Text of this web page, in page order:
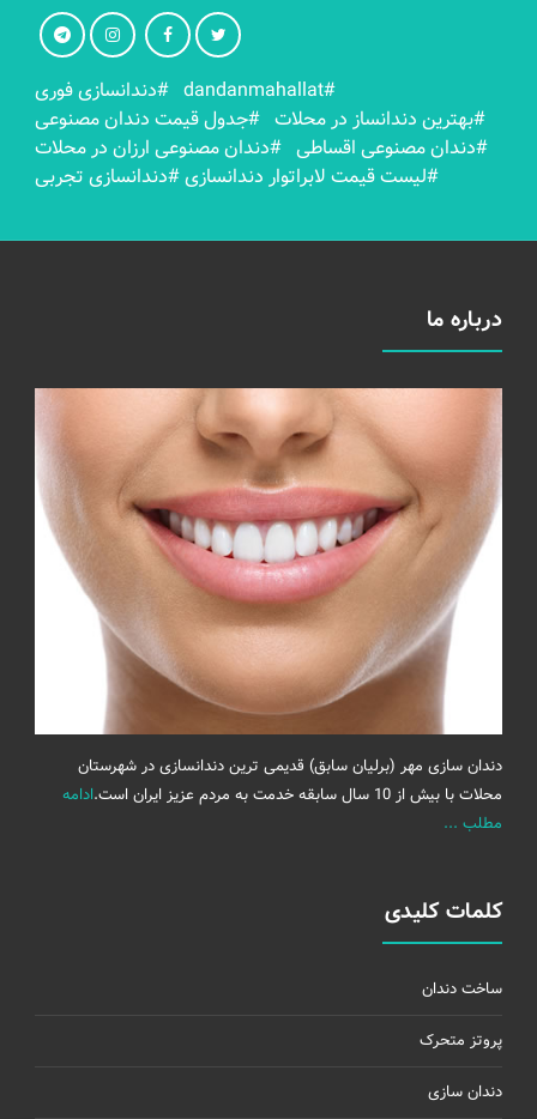
#dandanmahallat
#دندانسازی فوری
#بهترين دندانساز در محلات #جدول قیمت دندان مصنوعی
#دندان مصنوعی اقساطی #دندان مصنوعی ارزان در محلات
#لیست قیمت لابراتوار دندانسازی#دندانسازی تجربی
درباره ما
دندان سازی مهر (برلیان سابق) قدیمی ترین دندانسازی در شهرستان
محلات با بیش از 10 سال سابقه خدمت به مردم عزیز ایران است.
ادامه
مطلب ...
کلمات کلیدی
ساخت دندان
پروتز متحرک
دندان سازی